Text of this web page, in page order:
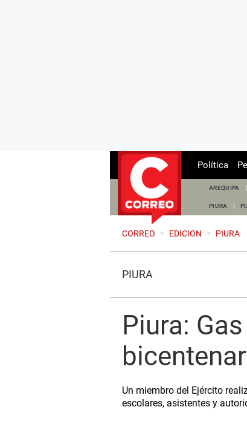
Política
AREQUIPA
PIURA
CORREO > EDICION > PIURA
PIURA
Piura:
Un miembro del Ejército
escolares, asistentes y